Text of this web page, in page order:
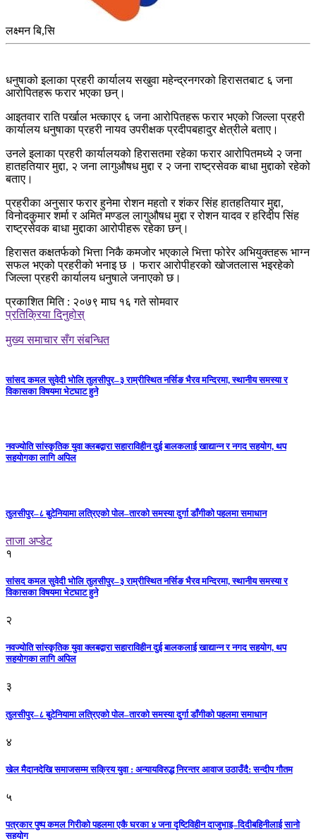
लक्ष्मन बि,सि
धनुषाको इलाका प्रहरी कार्यालय सखुवा महेन्द्रनगरको हिरासतबाट ६ जना
आरोपितहरू फरार भएका छन्।
आइतवार राति पर्खाल भत्काएर ६ जना आरोपितहरू फरार भएको जिल्ला प्रहरी
कार्यालय धनुषाका प्रहरी नायव उपरीक्षक प्रदीपबहादुर क्षेत्रीले बताए।
उनले इलाका प्रहरी कार्यालयको हिरासतमा रहेका फरार आरोपितमध्ये २ जना
हातहतियार मुद्दा, २ जना लागुऔषध मुद्दा र २ जना राष्ट्रसेवक बाधा मुद्दाको रहेको
बताए।
प्रहरीका अनुसार फरार हुनेमा रोशन महतो र शंकर सिंह हातहतियार मुद्दा,
विनोदकुमार शर्मा र अमित मण्डल लागुऔषध मुद्दा र रोशन यादव र हरिदीप सिंह
राष्ट्रसेवक बाधा मुद्दाका आरोपीहरू रहेका छन्।
हिरासत कक्षतर्फको भित्ता निकै कमजोर भएकाले भित्ता फोरेर अभियुक्तहरू भाग्न
सफल भएको प्रहरीको भनाइ छ । फरार आरोपीहरको खोजतलास भइरहेको
जिल्ला प्रहरी कार्यालय धनुषाले जनाएको छ।
प्रकाशित मिति : २०७९ माघ १६ गते सोमवार
प्रतिक्रिया दिनुहोस्
मुख्य समाचार सँग संबन्धित
सांसद कमल सुवेदी भोलि तुलसीपुर–३ राम्रीस्थित नर्सिङ भैरव मन्दिरमा, स्थानीय समस्या र
विकासका विषयमा भेटघाट हुने
नवज्योति सांस्कृतिक युवा क्लबद्वारा सहाराविहीन दुई बालकलाई खाद्यान्न र नगद सहयोग, थप
सहयोगका लागि अपिल
तुलसीपुर–८ बुटेनियामा लत्रिएको पोल–तारको समस्या दुर्गा डाँगीको पहलमा समाधान
ताजा अप्डेट
१
सांसद कमल सुवेदी भोलि तुलसीपुर–३ राम्रीस्थित नर्सिङ भैरव मन्दिरमा, स्थानीय समस्या र
विकासका विषयमा भेटघाट हुने
२
नवज्योति सांस्कृतिक युवा क्लबद्वारा सहाराविहीन दुई बालकलाई खाद्यान्न र नगद सहयोग, थप
सहयोगका लागि अपिल
३
तुलसीपुर–८ बुटेनियामा लत्रिएको पोल–तारको समस्या दुर्गा डाँगीको पहलमा समाधान
४
खेल मैदानदेखि समाजसम्म सक्रिय युवा : अन्यायविरुद्ध निरन्तर आवाज उठाउँदै: सन्दीप गौतम
५
पत्रकार पुष्प कमल गिरीको पहलमा एकै घरका ४ जना दृष्टिविहीन दाजुभाइ–दिदीबहिनीलाई सानो
सहयोग